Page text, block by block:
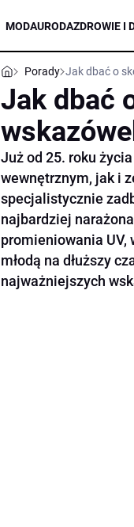
MODAURODAZDROWIE I
Porady Jak dbać o
Jak dbać
Już od 25. roku
wewnętrznym, jak i
specjalistycznie
najbardziej
promieniowania UV,
młodą na dłuższy
najważniejszych